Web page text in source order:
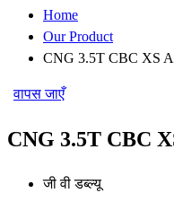
Home
Our Product
CNG 3.5T CBC XS
वापस जाएँ
CNG 3.5T CBC
जी वी डब्ल्यू